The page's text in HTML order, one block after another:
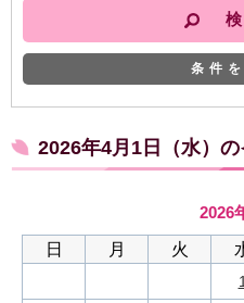
条件
2026年4月1日（水）の
2026
日 月 火
1